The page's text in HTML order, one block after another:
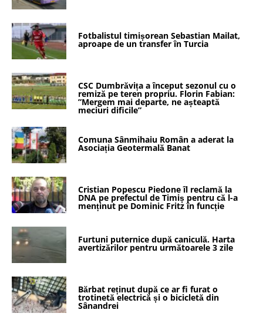
Fotbalistul timișorean Sebastian Mailat,
aproape de un transfer în Turcia
CSC Dumbrăvița a început sezonul cu o
remiză pe teren propriu. Florin Fabian:
”Mergem mai departe, ne așteaptă
meciuri dificile”
Comuna Sânmihaiu Român a aderat la
Asociația Geotermală Banat
Cristian Popescu Piedone îl reclamă la
DNA pe prefectul de Timiș pentru că l-a
menținut pe Dominic Fritz în funcție
Furtuni puternice după caniculă. Harta
avertizărilor pentru următoarele 3 zile
Bărbat reținut după ce ar fi furat o
trotinetă electrică și o bicicletă din
Sânandrei